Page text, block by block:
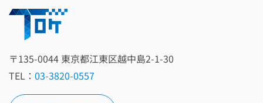
〒135‑0044 東京都江東区越中島2‑1‑30
TEL： 03-3820-0557